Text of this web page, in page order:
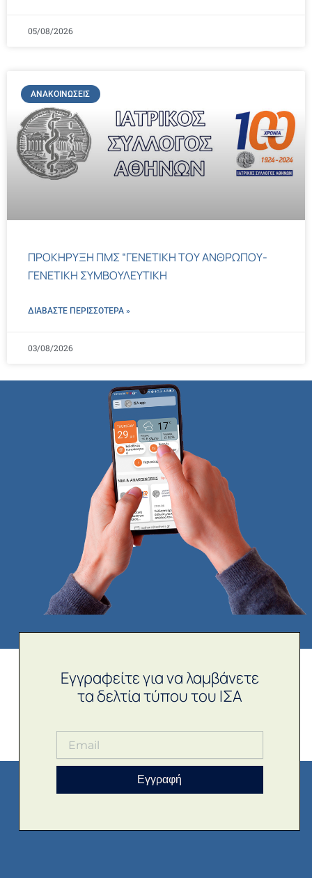
05/08/2026
ΑΝΑΚΟΙΝΏΣΕΙΣ
ΠΡΟΚΗΡΥΞΗ ΠΜΣ “ΓΕΝΕΤΙΚΗ ΤΟΥ ΑΝΘΡΩΠΟΥ-
ΓΕΝΕΤΙΚΗ ΣΥΜΒΟΥΛΕΥΤΙΚΗ
ΔΙΑΒΑΣΤΕ ΠΕΡΙΣΣΌΤΕΡΑ »
03/08/2026
Εγγραφείτε για να λαμβάνετε
τα δελτία τύπου του ΙΣΑ
Εγγραφή